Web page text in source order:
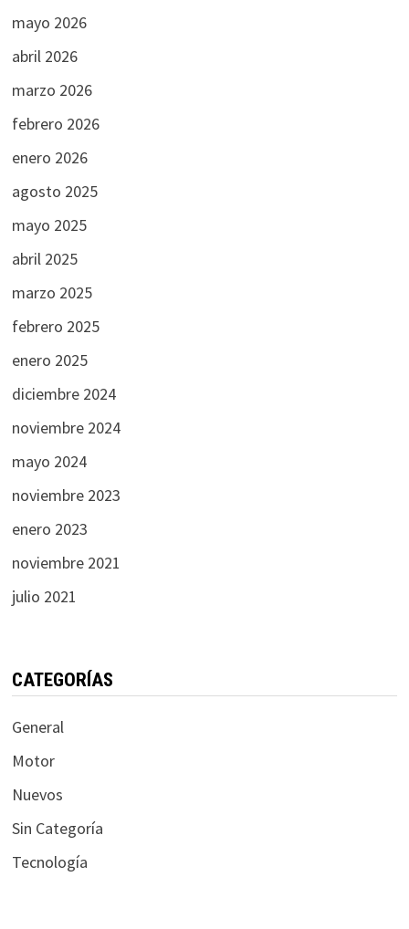
mayo 2026
abril 2026
marzo 2026
febrero 2026
enero 2026
agosto 2025
mayo 2025
abril 2025
marzo 2025
febrero 2025
enero 2025
diciembre 2024
noviembre 2024
mayo 2024
noviembre 2023
enero 2023
noviembre 2021
julio 2021
CATEGORÍAS
General
Motor
Nuevos
Sin Categoría
Tecnología